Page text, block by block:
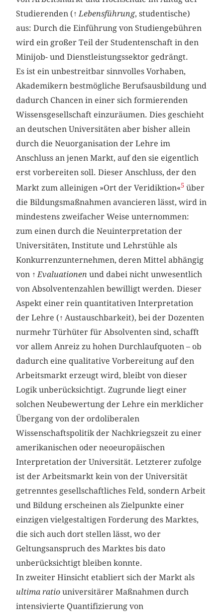
Studierenden (↑ Lebensführung, studentische)
aus: Durch die Einführung von Studiengebühren
wird ein großer Teil der Studentenschaft in den
Minijob- und Dienstleistungssektor gedrängt.
Es ist ein unbestreitbar sinnvolles Vorhaben,
Akademikern bestmögliche Berufsausbildung und
dadurch Chancen in einer sich formierenden
Wissensgesellschaft einzuräumen. Dies geschieht
an deutschen Universitäten aber bisher allein
durch die Neuorganisation der Lehre im
Anschluss an jenen Markt, auf den sie eigentlich
erst vorbereiten soll. Dieser Anschluss, der den
Markt zum alleinigen »Ort der Veridiktion«5 über
die Bildungsmaßnahmen avancieren lässt, wird in
mindestens zweifacher Weise unternommen:
zum einen durch die Neuinterpretation der
Universitäten, Institute und Lehrstühle als
Konkurrenzunternehmen, deren Mittel abhängig
von ↑ Evaluationen und dabei nicht unwesentlich
von Absolventenzahlen bewilligt werden. Dieser
Aspekt einer rein quantitativen Interpretation
der Lehre (↑ Austauschbarkeit), bei der Dozenten
nurmehr Türhüter für Absolventen sind, schafft
vor allem Anreiz zu hohen Durchlaufquoten – ob
dadurch eine qualitative Vorbereitung auf den
Arbeitsmarkt erzeugt wird, bleibt von dieser
Logik unberücksichtigt. Zugrunde liegt einer
solchen Neubewertung der Lehre ein merklicher
Übergang von der ordoliberalen
Wissenschaftspolitik der Nachkriegszeit zu einer
amerikanischen oder neoeuropäischen
Interpretation der Universität. Letzterer zufolge
ist der Arbeitsmarkt kein von der Universität
getrenntes gesellschaftliches Feld, sondern Arbeit
und Bildung erscheinen als Zielpunkte einer
einzigen vielgestaltigen Forderung des Marktes,
die sich auch dort stellen lässt, wo der
Geltungsanspruch des Marktes bis dato
unberücksichtigt bleiben konnte.
In zweiter Hinsicht etabliert sich der Markt als
ultima ratio universitärer Maßnahmen durch
intensivierte Quantifizierung von